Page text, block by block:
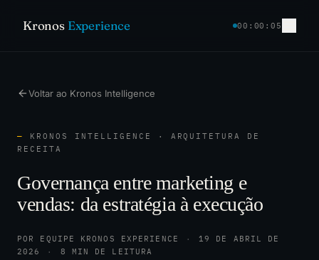
Kronos Experience 00:00:06
Voltar ao Kronos Intelligence
— KRONOS INTELLIGENCE · ARQUITETURA DE
RECEITA
Governança entre marketing e
vendas: da estratégia à execução
POR EQUIPE KRONOS EXPERIENCE ·
19 DE ABRIL DE
2026
· 8 MIN DE LEITURA